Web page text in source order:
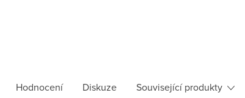
Hodnocení Diskuze Související produkty